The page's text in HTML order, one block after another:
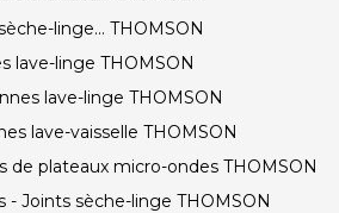
linge... THOMSON
lave-linge THOMSON
lave-linge THOMSON
lave-vaisselle THOMSON
de plateaux micro-ondes THOMSON
- Joints sèche-linge THOMSON